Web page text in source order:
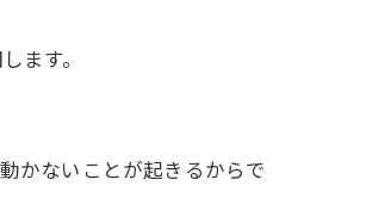
ます。
かないことが起きるからで